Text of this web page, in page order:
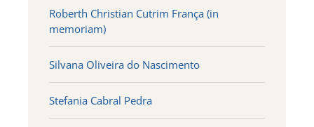
Roberth Christian Cutrim França (in
memoriam)
Silvana Oliveira do Nascimento
Stefania Cabral Pedra